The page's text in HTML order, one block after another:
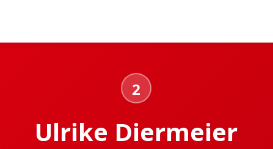
2
Ulrike Diermeier